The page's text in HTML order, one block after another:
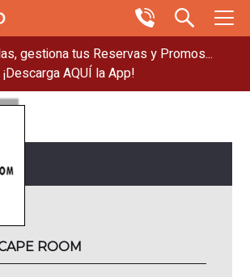
gestiona tus Reservas y Promos...
¡Descarga AQUÍ la App!
ROOM